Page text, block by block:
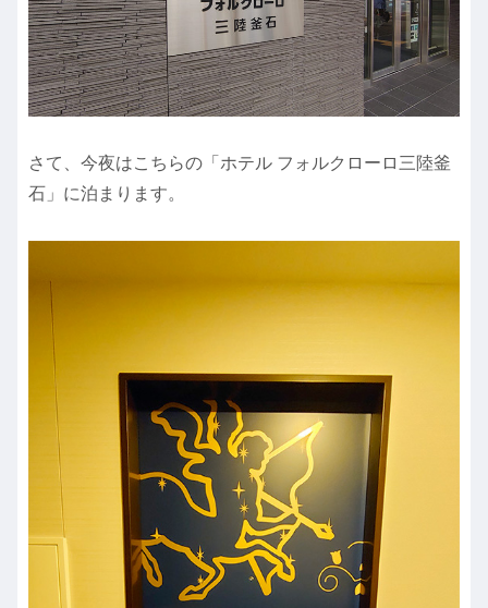
さて、今夜はこちらの「ホテル フォルクローロ三陸釜
石」に泊まります。